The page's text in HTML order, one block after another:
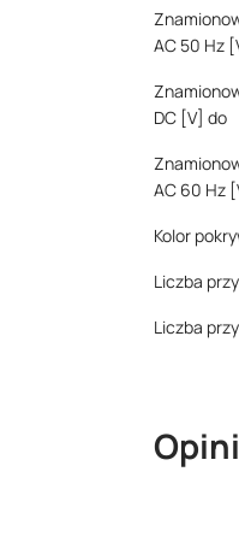
AC 50 Hz
DC [V] do
AC 60 Hz
Kolor
Liczba
Liczba